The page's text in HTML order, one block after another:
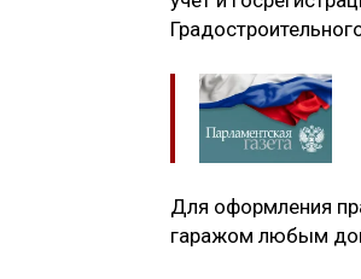
Для оформления
гаражом любым